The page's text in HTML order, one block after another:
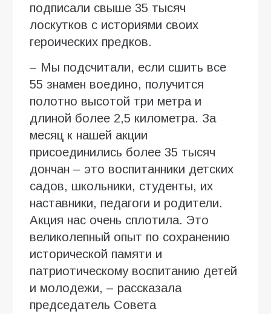
подписали свыше 35 тысяч
лоскутков с историями своих
героических предков.
– Мы подсчитали, если сшить все
55 знамен воедино, получится
полотно высотой три метра и
длиной более 2,5 километра. За
месяц к нашей акции
присоединились более 35 тысяч
дончан – это воспитанники детских
садов, школьники, студенты, их
наставники, педагоги и родители.
Акция нас очень сплотила. Это
великолепный опыт по сохранению
исторической памяти и
патриотическому воспитанию детей
и молодежи, – рассказала
председатель Совета